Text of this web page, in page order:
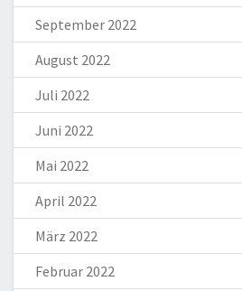
September 2022
August 2022
Juli 2022
Juni 2022
Mai 2022
April 2022
März 2022
Februar 2022